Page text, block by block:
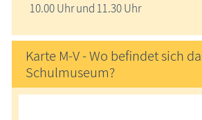
10.00 Uhr und 11.30 Uhr
Karte M-V - Wo befindet sich
Schulmuseum?